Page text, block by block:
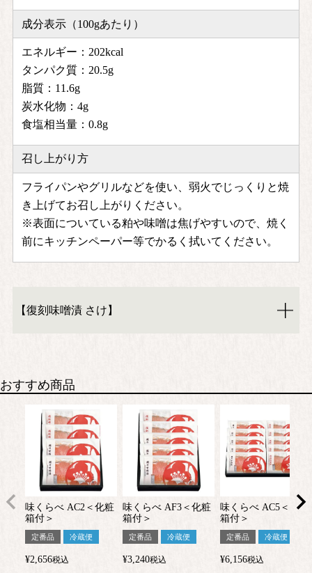
成分表示（100gあたり）
エネルギー：202kcal
タンパク質：20.5g
脂質：11.6g
炭水化物：4g
食塩相当量：0.8g
召し上がり方
フライパンやグリルなどを使い、弱火でじっくりと焼
き上げてお召し上がりください。
※表面についている粕や味噌は焦げやすいので、焼く
前にキッチンペーパー等でかるく拭いてください。
【復刻味噌漬 さけ】
おすすめ商品
味くらべ AC2＜化粧
箱付＞
定番品 冷蔵便
¥2,656税込
味くらべ AF3＜化粧
箱付＞
定番品 冷蔵便
¥3,240税込
味くらべ AC5＜化粧
箱付＞
定番品 冷蔵便
¥6,156税込